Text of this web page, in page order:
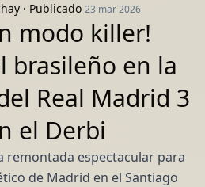
· Publicado 23 mar 2026
modo killer!
brasileño en la
Real Madrid 3
el Derbi
remontada espectacular para
de Madrid en el Santiago